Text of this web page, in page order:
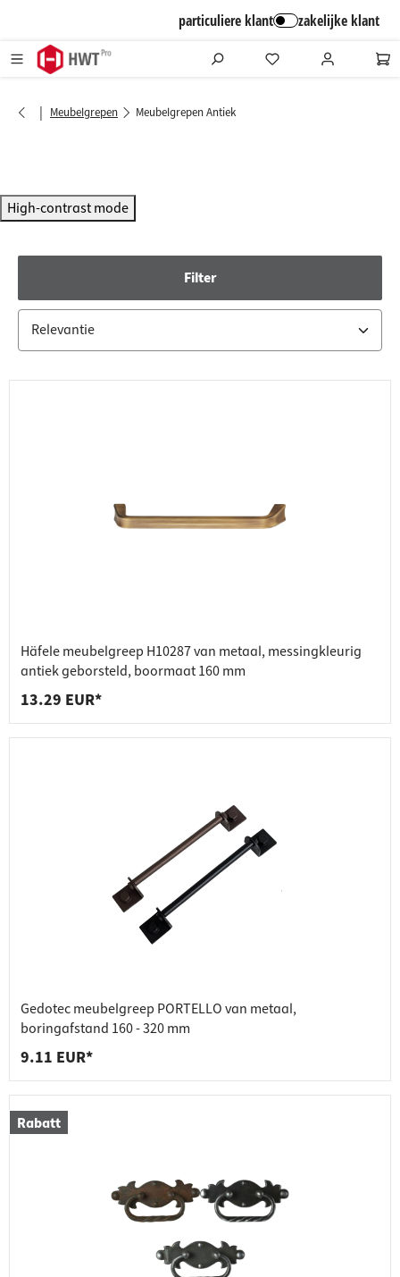
particuliere klant zakelijke klant
| Meubelgrepen Meubelgrepen Antiek
High-contrast mode
Filter
Häfele meubelgreep H10287 van metaal, messingkleurig
antiek geborsteld, boormaat 160 mm
13.29 EUR*
Gedotec meubelgreep PORTELLO van metaal,
boringafstand 160 - 320 mm
9.11 EUR*
Rabatt